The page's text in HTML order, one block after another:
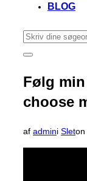
BLOG
Søg
efter:
Slå
i
sidekolonne
til/fra
Følg
choose
af admini Sleton